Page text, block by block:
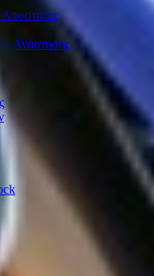
- Ανάρτησης